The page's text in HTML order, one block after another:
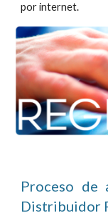
por internet.
Proceso de
Distribuidor